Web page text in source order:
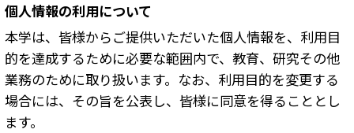
個人情報の利用について
本学は、皆様からご提供いただいた個人情報を、利用目
的を達成するために必要な範囲内で、教育、研究その他
業務のために取り扱います。なお、利用目的を変更する
場合には、その旨を公表し、皆様に同意を得ることとし
ます。